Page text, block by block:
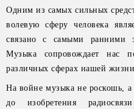
Одним из самых сильных
волевую сферу человека
связано с самыми ранними
Музыка сопровождает нас
различных сферах нашей
На войне музыка не роскошь,
до изобретения